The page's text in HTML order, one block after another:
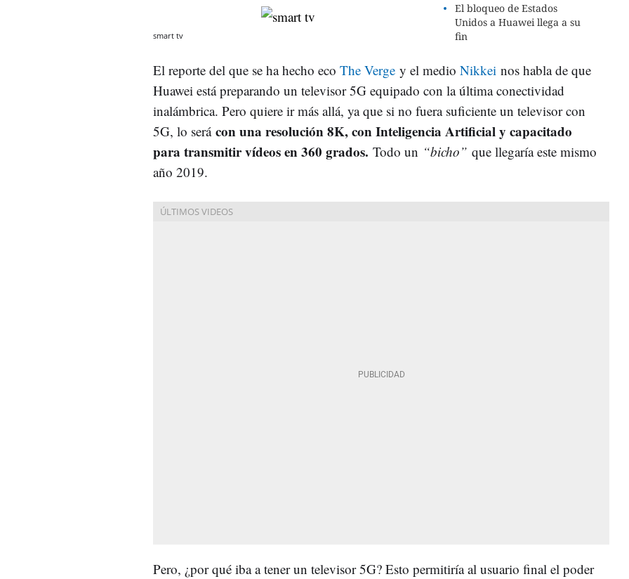
El bloqueo de Estados
Unidos a Huawei llega a su
fin
smart tv
El reporte del que se ha hecho eco The Verge y el medio Nikkei nos habla de que
Huawei está preparando un televisor 5G equipado con la última conectividad
inalámbrica. Pero quiere ir más allá, ya que si no fuera suficiente un televisor con
5G, lo será con una resolución 8K, con Inteligencia Artificial y capacitado
para transmitir vídeos en 360 grados. Todo un “bicho” que llegaría este mismo
año 2019.
Pero, ¿por qué iba a tener un televisor 5G? Esto permitiría al usuario final el poder